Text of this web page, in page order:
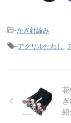
-かぎ針編み
-アクリルたわし
紹